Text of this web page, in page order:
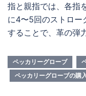
指と親指では、各指
に4〜5回のストロー
することで、革の弾
ペッカリーグローブ
ペッカリーグローブの購